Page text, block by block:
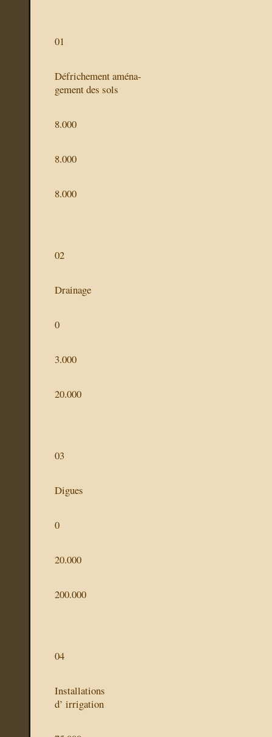
01
Défrichement aména-
gement des sols
8.000
8.000
8.000
02
Drainage
0
3.000
20.000
03
Digues
0
20.000
200.000
04
Installations
d’ irrigation